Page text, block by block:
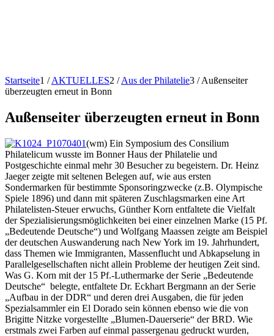
Startseite1 / AKTUELLES2 / Aus der Philatelie3 / Außenseiter
überzeugten erneut in Bonn
Außenseiter überzeugten erneut in Bonn
(wm) Ein Symposium des Consilium
Philatelicum wusste im Bonner Haus der Philatelie und
Postgeschichte einmal mehr 30 Besucher zu begeistern. Dr. Heinz
Jaeger zeigte mit seltenen Belegen auf, wie aus ersten
Sondermarken für bestimmte Sponsoringzwecke (z.B. Olympische
Spiele 1896) und dann mit späteren Zuschlagsmarken eine Art
Philatelisten-Steuer erwuchs, Günther Korn entfaltete die Vielfalt
der Spezialisierungsmöglichkeiten bei einer einzelnen Marke (15 Pf.
„Bedeutende Deutsche“) und Wolfgang Maassen zeigte am Beispiel
der deutschen Auswanderung nach New York im 19. Jahrhundert,
dass Themen wie Immigranten, Massenflucht und Abkapselung in
Parallelgesellschaften nicht allein Probleme der heutigen Zeit sind.
Was G. Korn mit der 15 Pf.-Luthermarke der Serie „Bedeutende
Deutsche“ belegte, entfaltete Dr. Eckhart Bergmann an der Serie
„Aufbau in der DDR“ und deren drei Ausgaben, die für jeden
Spezialsammler ein El Dorado sein können ebenso wie die von
Brigitte Nitzke vorgestellte „Blumen-Dauerserie“ der BRD. Wie
erstmals zwei Farben auf einmal passergenau gedruckt wurden,